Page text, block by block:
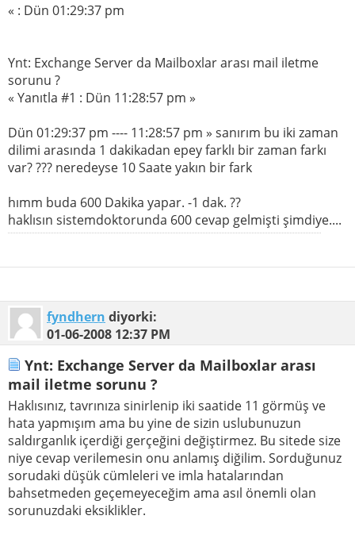
« : Dün 01:29:37 pm
Ynt: Exchange Server da Mailboxlar arası mail iletme
sorunu ?
« Yanıtla #1 : Dün 11:28:57 pm »
Dün 01:29:37 pm ---- 11:28:57 pm » sanırım bu iki zaman
dilimi arasında 1 dakikadan epey farklı bir zaman farkı
var? ??? neredeyse 10 Saate yakın bir fark
hımm buda 600 Dakika yapar. -1 dak. ??
haklısın sistemdoktorunda 600 cevap gelmişti şimdiye....
fyndhern diyorki:
01-06-2008 12:37 PM
Ynt: Exchange Server da Mailboxlar arası
mail iletme sorunu ?
Haklısınız, tavrınıza sinirlenip iki saatide 11 görmüş ve
hata yapmışım ama bu yine de sizin uslubunuzun
saldırganlık içerdiği gerçeğini değiştirmez. Bu sitede size
niye cevap verilemesin onu anlamış diğilim. Sorduğunuz
sorudaki düşük cümleleri ve imla hatalarından
bahsetmeden geçemeyeceğim ama asıl önemli olan
sorunuzdaki eksiklikler.